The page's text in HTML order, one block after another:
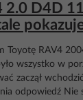
2.0 D4D
Toyotę RAV4
wszystko w
zaczął
odpowiedź Nie